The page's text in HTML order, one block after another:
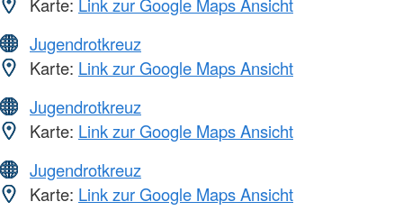
Karte: Link zur Google Maps Ansicht
Jugendrotkreuz
Karte: Link zur Google Maps Ansicht
Jugendrotkreuz
Karte: Link zur Google Maps Ansicht
Jugendrotkreuz
Karte: Link zur Google Maps Ansicht